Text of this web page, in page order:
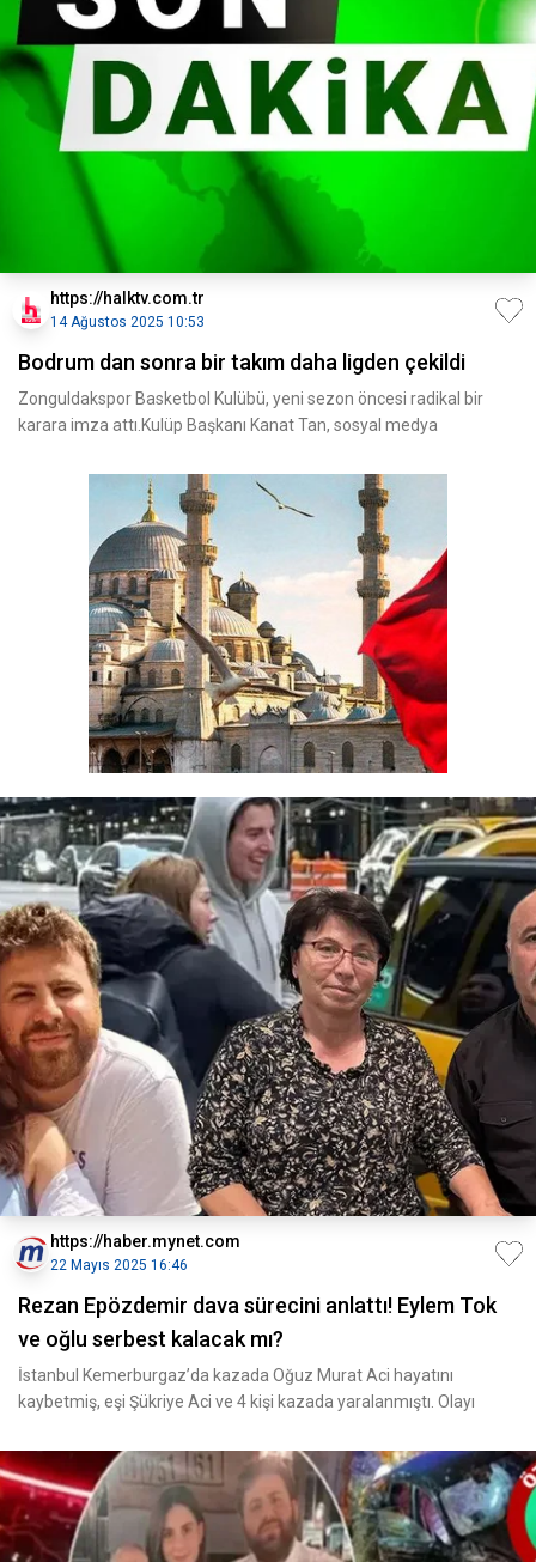
https://halktv.com.tr
14 Ağustos 2025 10:53
Bodrum dan sonra bir takım daha ligden çekildi
Zonguldakspor Basketbol Kulübü, yeni sezon öncesi radikal bir
karara imza attı.Kulüp Başkanı Kanat Tan, sosyal medya
https://haber.mynet.com
22 Mayıs 2025 16:46
Rezan Epözdemir dava sürecini anlattı! Eylem Tok
ve oğlu serbest kalacak mı?
İstanbul Kemerburgaz’da kazada Oğuz Murat Aci hayatını
kaybetmiş, eşi Şükriye Aci ve 4 kişi kazada yaralanmıştı. Olayı